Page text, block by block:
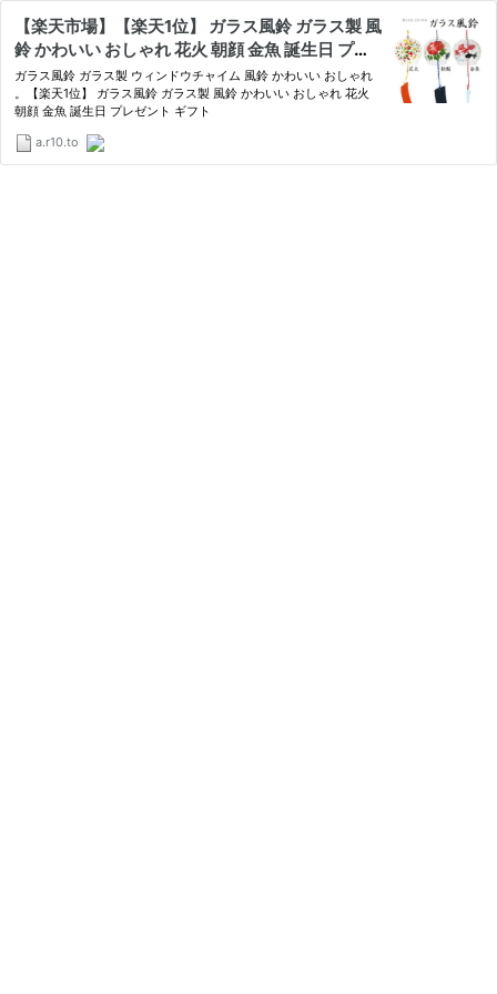
【楽天市場】【楽天1位】 ガラス風鈴 ガラス製 風
鈴 かわいい おしゃれ 花火 朝顔 金魚 誕生日 プレ
ゼント ギフト：テンマヤショップ 楽天市場店
ガラス風鈴 ガラス製 ウィンドウチャイム 風鈴 かわいい おしゃれ
。【楽天1位】 ガラス風鈴 ガラス製 風鈴 かわいい おしゃれ 花火
朝顔 金魚 誕生日 プレゼント ギフト
a.r10.to